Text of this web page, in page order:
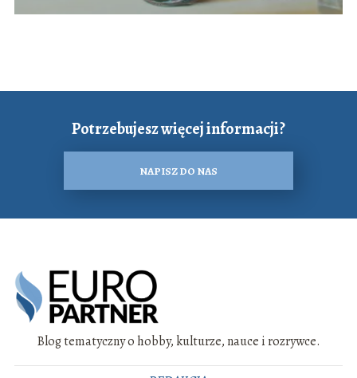
Potrzebujesz więcej informacji?
NAPISZ DO NAS
Blog tematyczny o hobby, kulturze, nauce i rozrywce.